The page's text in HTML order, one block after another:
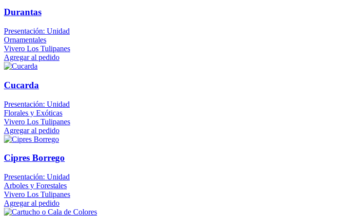
Durantas
Presentación: Unidad
Ornamentales
Vivero Los Tulipanes
Agregar al pedido
Cucarda
Presentación: Unidad
Florales y Exóticas
Vivero Los Tulipanes
Agregar al pedido
Cipres Borrego
Presentación: Unidad
Arboles y Forestales
Vivero Los Tulipanes
Agregar al pedido